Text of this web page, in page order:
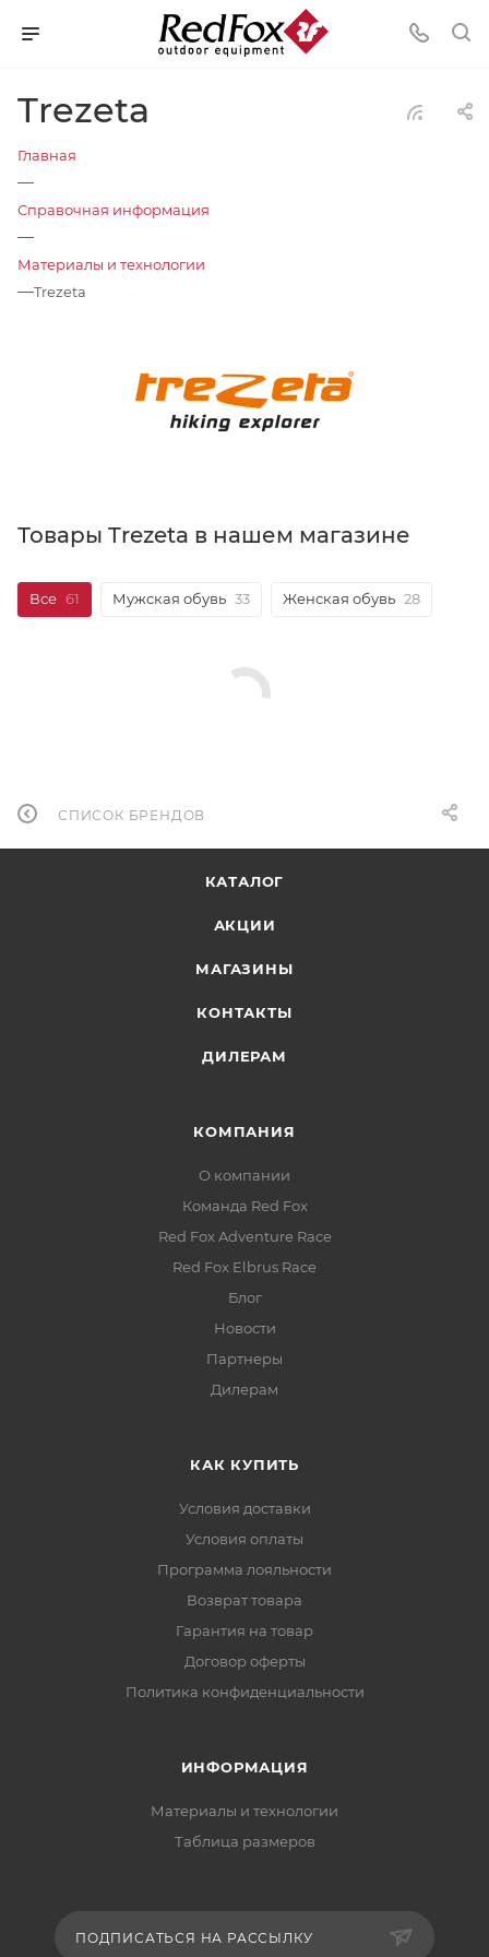
Trezeta
Главная
—
Справочная информация
—
Материалы и технологии
—Trezeta
Товары Trezeta в нашем магазине
Все 61 Мужская обувь 33 Женская обувь 28
СПИСОК БРЕНДОВ
КАТАЛОГ
АКЦИИ
МАГАЗИНЫ
КОНТАКТЫ
ДИЛЕРАМ
КОМПАНИЯ
О компании
Команда Red Fox
Red Fox Adventure Race
Red Fox Elbrus Race
Блог
Новости
Партнеры
Дилерам
КАК КУПИТЬ
Условия доставки
Условия оплаты
Программа лояльности
Возврат товара
Гарантия на товар
Договор оферты
Политика конфиденциальности
ИНФОРМАЦИЯ
Материалы и технологии
Таблица размеров
ПОДПИСАТЬСЯ НА РАССЫЛКУ